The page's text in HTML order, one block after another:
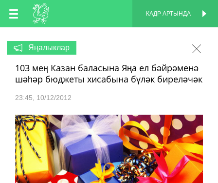
TT
EN
КАДР АРТЫНДА
Яңалыклар
103 мең Казан баласына Яңа ел бәйрәменә
шәһәр бюджеты хисабына бүләк биреләчәк
23:45 10/12/2012
КАДР АРТЫНДА